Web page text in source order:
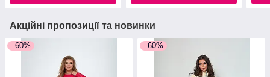
Акційні пропозиції та новинки
–60% –60%